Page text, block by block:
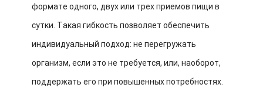
формате одного, двух или трех приемов пищи в
сутки. Такая гибкость позволяет обеспечить
индивидуальный подход: не перегружать
организм, если это не требуется, или, наоборот,
поддержать его при повышенных потребностях.